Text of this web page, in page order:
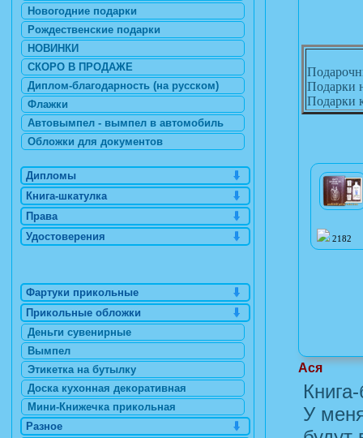
Подарки
Подарки
2182
Ася
У
Новогодние подарки
Рождественские подарки
НОВИНКИ
СКОРО В ПРОДАЖЕ
Диплом-благодарность (на русском)
Флажки
Автовымпел - вымпел в автомобиль
Обложки для документов
Дипломы
Книга-шкатулка
Права
Удостоверения
Фартуки прикольные
Прикольные обложки
Деньги сувенирные
Вымпел
Этикетка на бутылку
Доска кухонная декоративная
Мини-Книжечка прикольная
Разное